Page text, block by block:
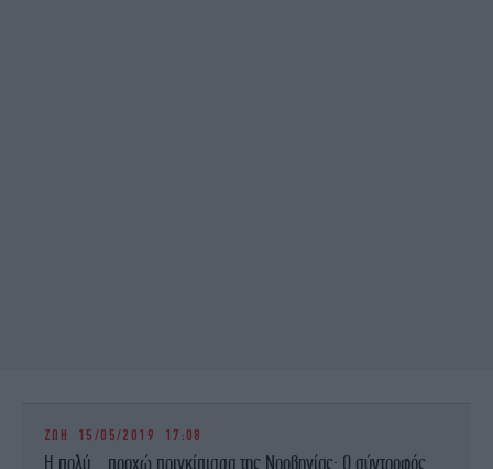
ΖΩΗ 15/05/2019 17:08
Η πολύ... προχώ πριγκίπισσα της Νορβηγίας: Ο σύντροφός